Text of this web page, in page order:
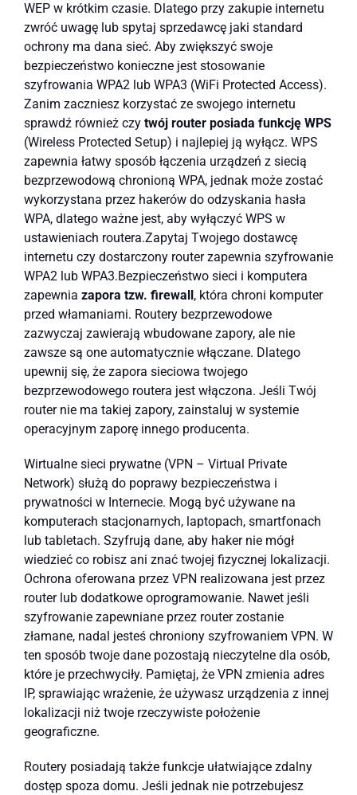
WEP w krótkim czasie. Dlatego przy zakupie internetu
zwróć uwagę lub spytaj sprzedawcę jaki standard
ochrony ma dana sieć. Aby zwiększyć swoje
bezpieczeństwo konieczne jest stosowanie
szyfrowania WPA2 lub WPA3 (WiFi Protected Access).
Zanim zaczniesz korzystać ze swojego internetu
sprawdź również czy twój router posiada funkcję WPS
(Wireless Protected Setup) i najlepiej ją wyłącz. WPS
zapewnia łatwy sposób łączenia urządzeń z siecią
bezprzewodową chronioną WPA, jednak może zostać
wykorzystana przez hakerów do odzyskania hasła
WPA, dlatego ważne jest, aby wyłączyć WPS w
ustawieniach routera.Zapytaj Twojego dostawcę
internetu czy dostarczony router zapewnia szyfrowanie
WPA2 lub WPA3.Bezpieczeństwo sieci i komputera
zapewnia zapora tzw. firewall , która chroni komputer
przed włamaniami. Routery bezprzewodowe
zazwyczaj zawierają wbudowane zapory, ale nie
zawsze są one automatycznie włączane. Dlatego
upewnij się, że zapora sieciowa twojego
bezprzewodowego routera jest włączona. Jeśli Twój
router nie ma takiej zapory, zainstaluj w systemie
operacyjnym zaporę innego producenta.
Wirtualne sieci prywatne (VPN – Virtual Private
Network) służą do poprawy bezpieczeństwa i
prywatności w Internecie. Mogą być używane na
komputerach stacjonarnych, laptopach, smartfonach
lub tabletach. Szyfrują dane, aby haker nie mógł
wiedzieć co robisz ani znać twojej fizycznej lokalizacji.
Ochrona oferowana przez VPN realizowana jest przez
router lub dodatkowe oprogramowanie. Nawet jeśli
szyfrowanie zapewniane przez router zostanie
złamane, nadal jesteś chroniony szyfrowaniem VPN. W
ten sposób twoje dane pozostają nieczytelne dla osób,
które je przechwyciły. Pamiętaj, że VPN zmienia adres
IP, sprawiając wrażenie, że używasz urządzenia z innej
lokalizacji niż twoje rzeczywiste położenie
geograficzne.
Routery posiadają także funkcje ułatwiające zdalny
dostęp spoza domu. Jeśli jednak nie potrzebujesz